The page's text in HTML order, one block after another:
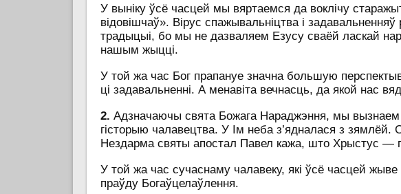
У выніку ўсё часцей мы вяртаемся да воклічу
відовішчаў». Вірус спажывальніцтва і
традыцыі, бо мы не дазваляем Езусу сваёй ласкай
нашым жыцці.
У той жа час Бог прапануе значна большую
ці задавальненні. А менавіта вечнасць, да якой нас
2. Адзначаючы свята Божага Нараджэння, мы вызнаем
гісторыю чалавецтва. У Ім неба з’ядналася з зямлёй.
Нездарма святы апостал Павел кажа, што Хрыстус —
У той жа час сучаснаму чалавеку, які ўсё часцей
праўду Богаўцелаўлення.